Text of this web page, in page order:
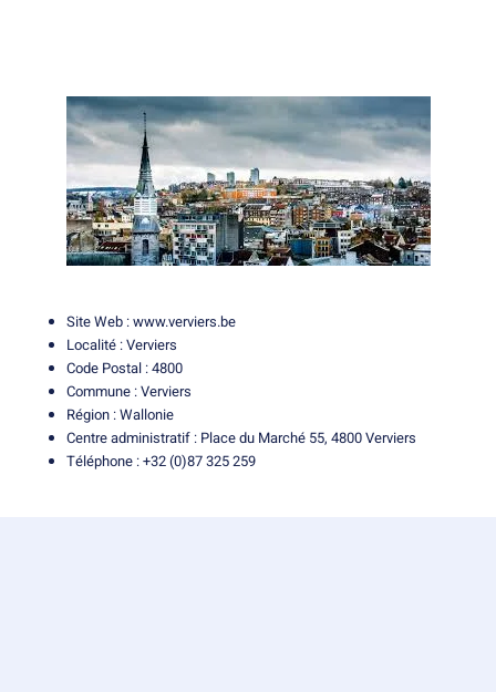
Site Web :www.verviers.be
Localité : Verviers
Code Postal : 4800
Commune : Verviers
Région : Wallonie
Centre administratif : Place du Marché 55, 4800 Verviers
Téléphone : +32 (0)87 325 259